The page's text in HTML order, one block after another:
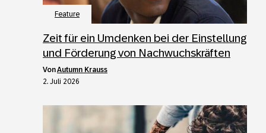
Feature
Zeit für ein Umdenken bei der Einstellung
und Förderung von Nachwuchskräften
vonAutumn Krauss
2. Juli 2026